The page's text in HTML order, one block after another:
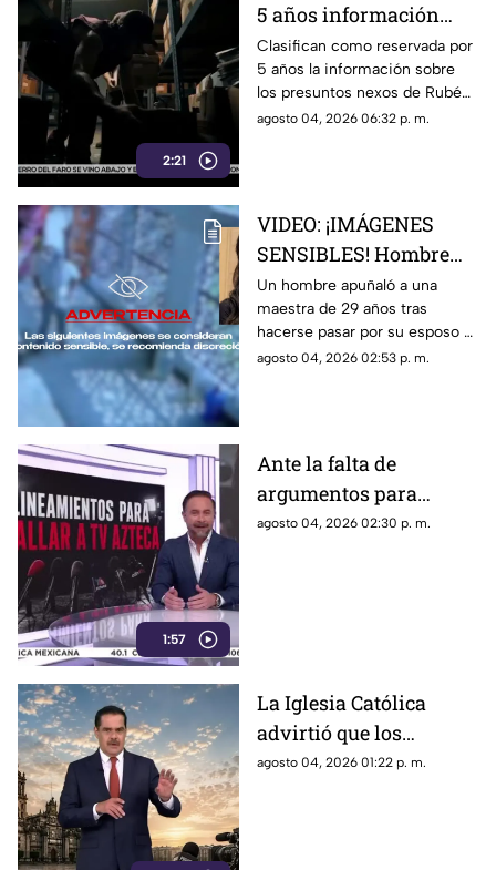
2:21
5 años información
sobre presuntos nexos
de Rocha Moya e
Inzunza con el crimen
Clasifican como reservada por
5 años la información sobre
los presuntos nexos de Rubén
Rocha Moya y Enrique Inzunza
agosto 04, 2026 06:32 p. m.
VIDEO: ¡IMÁGENES
SENSIBLES! Hombre
apuñala más de 30
veces a maestra de 29
años en una escuela
Un hombre apuñaló a una
maestra de 29 años tras
hacerse pasar por su esposo e
ingresar a la escuela; te
agosto 04, 2026 02:53 p. m.
1:57
Ante la falta de
argumentos para
justificar lineamientos
agosto 04, 2026 02:30 p. m.
La Iglesia Católica
advirtió que los
lineamientos para la
agosto 04, 2026 01:22 p. m.